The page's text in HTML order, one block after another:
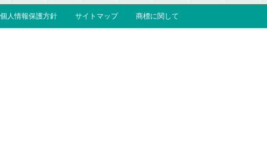
個人情報保護方針 サイトマップ 商標に関して